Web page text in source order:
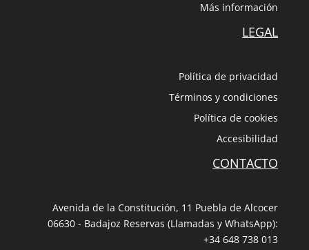
Más información
LEGAL
Política de privacidad
Términos y condiciones
Política de cookies
Accesibilidad
CONTACTO
Avenida de la Constitución, 11 Puebla de Alcocer
06630 - Badajoz Reservas (Llamadas y WhatsApp):
+34 648 738 013